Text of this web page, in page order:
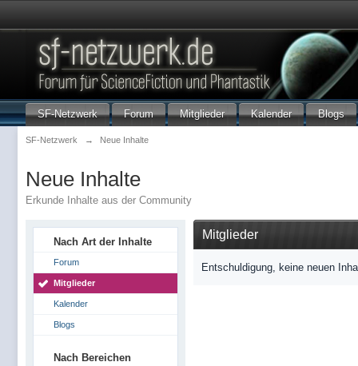
SF-Netzwerk Forum Mitglieder Kalender Blogs
SF-Netzwerk → Neue Inhalte
Neue Inhalte
Erkunde Inhalte aus der Community
Nach Art der Inhalte
Forum
Mitglieder
Kalender
Blogs
Nach Bereichen
Mitglieder
Entschuldigung, keine neuen